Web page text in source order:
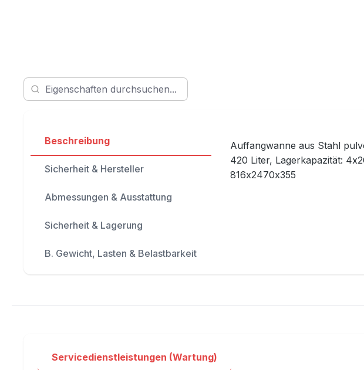
Beschreibung
Sicherheit & Hersteller
Abmessungen & Ausstattung
Sicherheit & Lagerung
B. Gewicht, Lasten & Belastbarkeit
Auffangwanne aus Stahl
420 Liter, Lagerkapazität:
816x2470x355
Servicedienstleistungen (Wartung)